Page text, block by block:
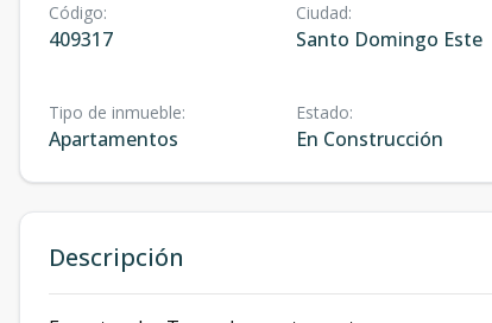
Código:
409317
Ciudad:
Santo Domingo Este
Tipo de inmueble:
Apartamentos
Estado:
En Construcción
Descripción